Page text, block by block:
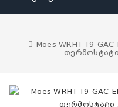
Moes WRHT-T9-